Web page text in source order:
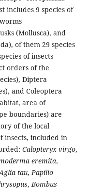
includes 9 species of
(Mollusca), and
of them 29 species
of insects
orders of the
Diptera
and Coleoptera
area of
boundaries) are
of the local
insects, included in
Calopteryx virgo,
eremita,
tau, Papilio
, Bombus